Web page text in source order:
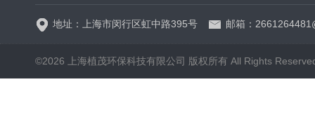
地址：上海市闵行区虹中路395号 邮箱：
©2026 上海植茂环保科技有限公司 版权所有 All Rights